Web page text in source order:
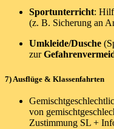
Sportunterricht:
(z. B. Sicherung an
Umkleide/Dusche
zur
7) Ausflüge & Klassenfahrten
von
Zustimmung SL +